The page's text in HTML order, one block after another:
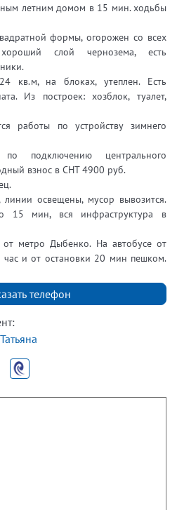
летним домом в 15 мин. ходьбы
формы, огорожен со всех
слой чернозема, есть
кв.м, на блоках, утеплен. Есть
Из построек: хозблок, туалет,
работы по устройству зимнего
подключению центрального
взнос в СНТ 4900 руб.
линии освещены, мусор вывозится.
15 мин, вся инфраструктура в
метро Дыбенко. На автобусе от
и от остановки 20 мин пешком.
телефон
740-70-40